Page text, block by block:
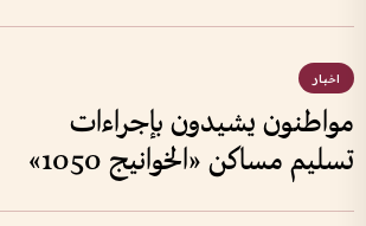
اخبار
مواطنون يشيدون بإجراءات
تسليم مساكن «الخوانيج 1050»